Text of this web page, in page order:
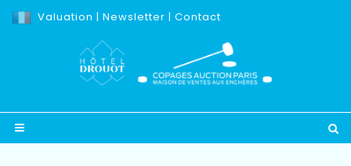
Valuation | Newsletter | Contact